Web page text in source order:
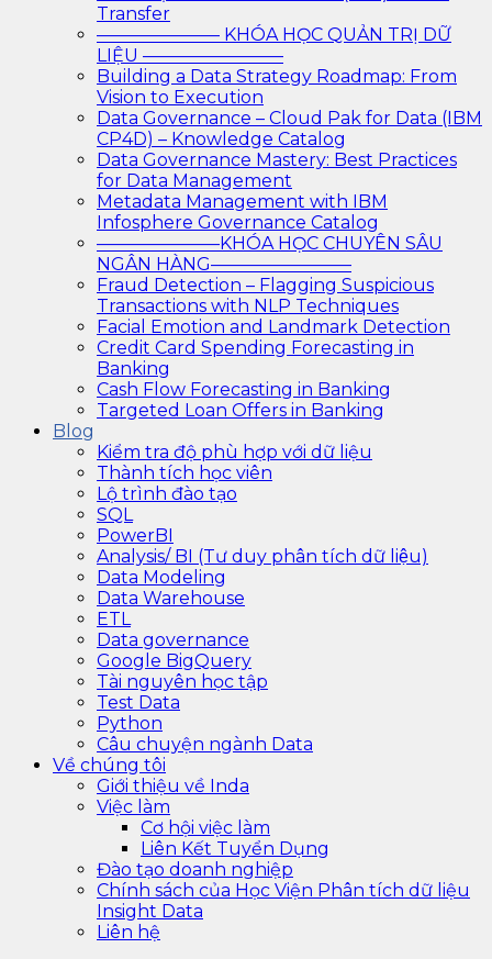
Transfer
——————— KHÓA HỌC QUẢN TRỊ DỮ
LIỆU ————————
Building a Data Strategy Roadmap: From
Vision to Execution
Data Governance – Cloud Pak for Data (IBM
CP4D) – Knowledge Catalog
Data Governance Mastery: Best Practices
for Data Management
Metadata Management with IBM
Infosphere Governance Catalog
———————KHÓA HỌC CHUYÊN SÂU
NGÂN HÀNG————————
Fraud Detection – Flagging Suspicious
Transactions with NLP Techniques
Facial Emotion and Landmark Detection
Credit Card Spending Forecasting in
Banking
Cash Flow Forecasting in Banking
Targeted Loan Offers in Banking
Blog
Kiểm tra độ phù hợp với dữ liệu
Thành tích học viên
Lộ trình đào tạo
SQL
PowerBI
Analysis/ BI (Tư duy phân tích dữ liệu)
Data Modeling
Data Warehouse
ETL
Data governance
Google BigQuery
Tài nguyên học tập
Test Data
Python
Câu chuyện ngành Data
Về chúng tôi
Giới thiệu về Inda
Việc làm
Cơ hội việc làm
Liên Kết Tuyển Dụng
Đào tạo doanh nghiệp
Chính sách của Học Viện Phân tích dữ liệu
Insight Data
Liên hệ